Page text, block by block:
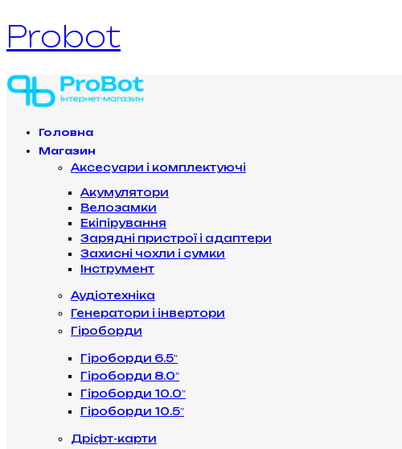
Probot
Головна
Магазин
Аксесуари і комплектуючі
Акумулятори
Велозамки
Екіпірування
Зарядні пристрої і адаптери
Захисні чохли і сумки
Інструмент
Аудіотехніка
Генератори і інвертори
Гіроборди
Гіроборди 6.5″
Гіроборди 8.0″
Гіроборди 10.0″
Гіроборди 10.5″
Дріфт-карти